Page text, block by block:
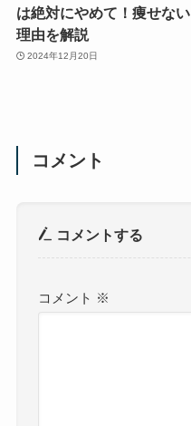
は絶対にやめて！痩せない
理由を解説
2024年12月20日
コメント
コメントする
コメント ※